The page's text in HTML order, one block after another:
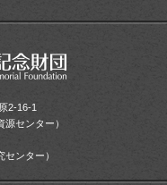
2-16-1
センター）
ンター）